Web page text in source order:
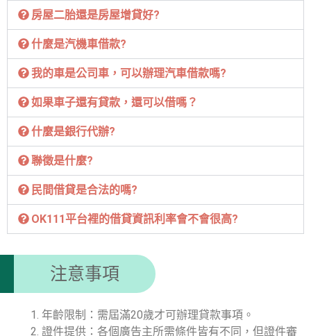
房屋二胎還是房屋增貸好?
什麼是汽機車借款?
我的車是公司車，可以辦理汽車借款嗎?
如果車子還有貸款，還可以借嗎？
什麼是銀行代辦?
聯徵是什麼?
民間借貸是合法的嗎?
OK111平台裡的借貸資訊利率會不會很高?
注意事項
年齡限制：需屆滿20歲才可辦理貸款事項。
證件提供：各個廣告主所需條件皆有不同，但證件審